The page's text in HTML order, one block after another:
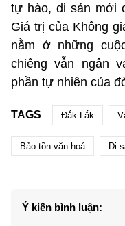
tự hào, di sản mới
Giá trị của Không
nằm ở những
chiêng vẫn ngân
phần tự nhiên của
TAGS Đắk Lắk
Bảo tồn văn hoá Di
Ý kiến bình luận: